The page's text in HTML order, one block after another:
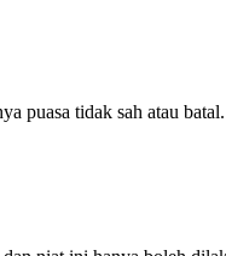
puasa tidak sah atau batal.